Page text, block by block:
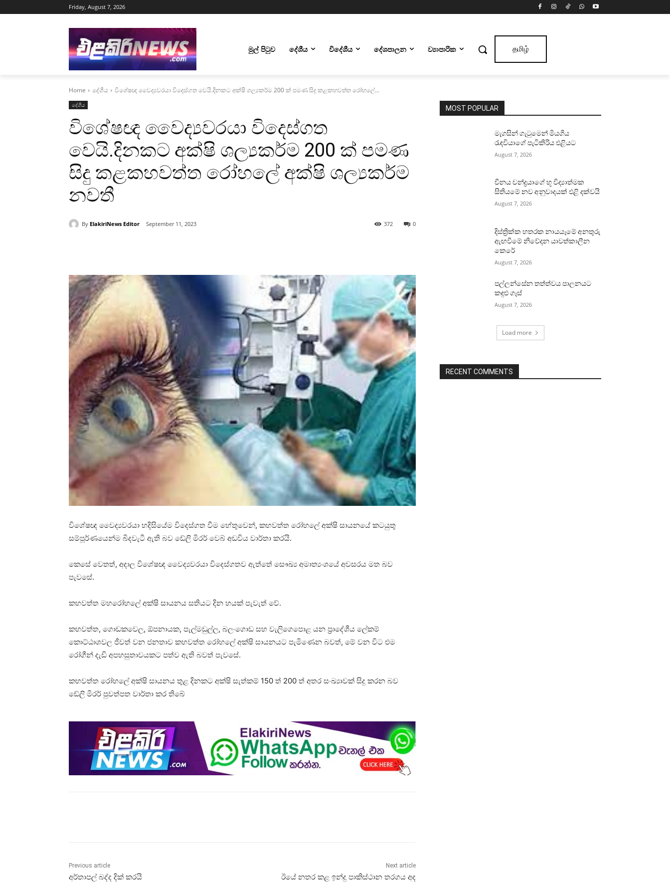
Friday, August 7, 2026
මුල් පිටුව දේශීය විදේශීය දේශපාලන ව්‍යාපාරික தமிழ்
Home දේශීය විශේෂඥ වෛද්‍යවරයා විදෙස්ගත වෙයි.දිනකට අක්ෂි ශල්‍යකර්ම 200 ක් පමණ සිදු කළකහවත්ත රෝහලේ...
දේශීය
විශේෂඥ වෛද්‍යවරයා විදෙස්ගත
වෙයි.දිනකට අක්ෂි ශල්‍යකර්ම 200 ක් පමණ
සිදු කළකහවත්ත රෝහලේ අක්ෂි ශල්‍යකර්ම
නවතී
By ElakiriNews Editor September 11, 2023 0
372
විශේෂඥ වෛද්‍යවරයා හදිසියේම විදෙස්ගත වීම හේතුවෙන්, කහවත්ත රෝහලේ අක්ෂි සායනයේ කටයුතු
සම්පූර්ණයෙන්ම බිදවැටී ඇති බව ඩේලි මිරර් වෙබ් අඩවිය වාර්තා කරයි.
කෙසේ වෙතත්, අදාල විශේෂඥ වෛද්‍යවරයා විදෙස්ගතව ඇත්තේ සෞඛ්‍ය අමාත්‍යංශයේ අවසරය මත බව
පැවසේ.
කහවත්ත මහරෝහලේ අක්ෂි සායනය සතියට දින හයක් පැවැත් වේ.
කහවත්ත, ගොඩකවෙල, ඕපනායක, පැල්මඩුල්ල, බලංගොඩ සහ වැලිගෙපොළ යන ප්‍රාදේශීය ලේකම්
කොට්ඨාශවල ජීවත් වන ජනතාව කහවත්ත රෝහලේ අක්ෂි සායනයට පැමිණෙන බවත්, මේ වන විට එම
රෝගීන් දැඩි අපහසුතාවයකට පත්ව ඇති බවත් පැවසේ.
කහවත්ත රෝහලේ අක්ෂි සායනය තුළ දිනකට අක්ෂි සැත්කම් 150 ත් 200 ත් අතර සංඛ්‍යාවක් සිදු කරන බව
ඩේලි මිරර් පුවත්පත වාර්තා කර තිබේ
Previous article
අර්තාපල් බද්ද දික් කරයි
Next article
ඊයේ නතර කළ ඉන්දු පාකිස්ථාන තරගය අද
MOST POPULAR
මැගසින් ගැටුමෙන් මියගිය
රැඳවියාගේ පැටිකිරිය එළියට
August 7, 2026
චීනය චන්ද්‍රයාගේ භූ විද්‍යාත්මක
සිතියමේ නව අනුවාදයක් එළි දක්වයි
August 7, 2026
දිස්ත්‍රික්ක හතරක නායයෑමේ අනතුරු
ඇඟවීමේ නිවේදන යාවත්කාලීන
කෙරේ
August 7, 2026
පල්ලන්සේන තත්ත්වය පාලනයට
කඳුළු ගෑස්
August 7, 2026
Load more
RECENT COMMENTS